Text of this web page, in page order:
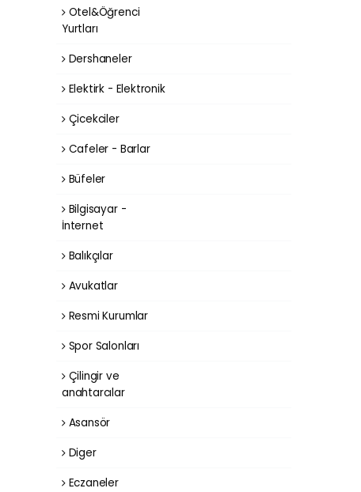
Otel&Öğrenci
Yurtları
Dershaneler
Elektirk - Elektronik
Çicekciler
Cafeler - Barlar
Büfeler
Bilgisayar -
İnternet
Balıkçılar
Avukatlar
Resmi Kurumlar
Spor Salonları
Çilingir ve
anahtarcılar
Asansör
Diger
Eczaneler